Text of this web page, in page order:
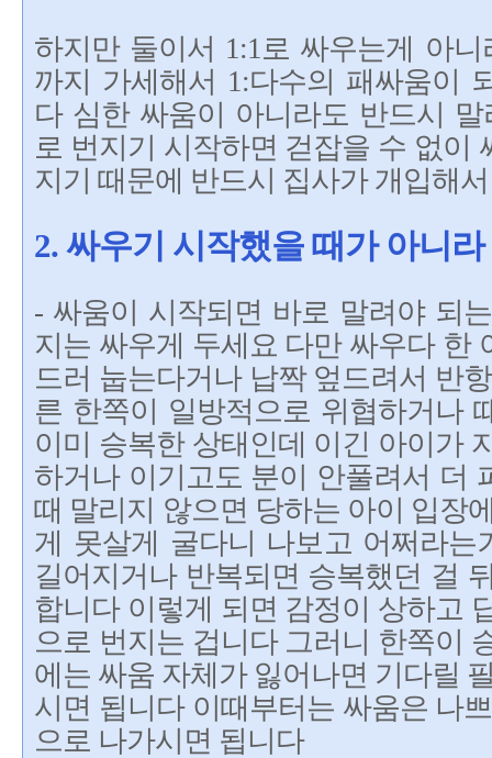
하지만 둘이서 1:1로 싸우는게 아
까지 가세해서 1:다수의 패싸움이
다 심한 싸움이 아니라도 반드시
로 번지기 시작하면 걷잡을 수 없이
지기 때문에 반드시 집사가 개입해
2. 싸우기 시작했을 때가 아니
- 싸움이 시작되면 바로 말려야 되
지는 싸우게 두세요 다만 싸우다 한
드러 눕는다거나 납짝 엎드려서 반
른 한쪽이 일방적으로 위협하거나
이미 승복한 상태인데 이긴 아이가
하거나 이기고도 분이 안풀려서 더
때 말리지 않으면 당하는 아이 입장
게 못살게 굴다니 나보고 어쩌라는
길어지거나 반복되면 승복했던 걸
합니다 이렇게 되면 감정이 상하고
으로 번지는 겁니다 그러니 한쪽이
에는 싸움 자체가 잃어나면 기다릴
시면 됩니다 이때부터는 싸움은 나
으로 나가시면 됩니다